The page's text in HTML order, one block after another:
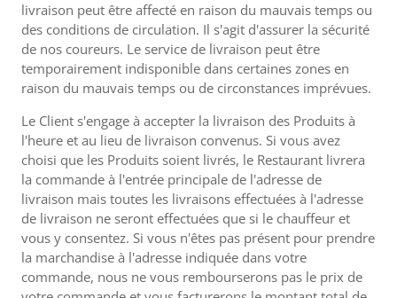
livraison peut être affecté en raison du mauvais temps ou
des conditions de circulation. Il s'agit d'assurer la sécurité
de nos coureurs. Le service de livraison peut être
temporairement indisponible dans certaines zones en
raison du mauvais temps ou de circonstances imprévues.
Le Client s'engage à accepter la livraison des Produits à
l'heure et au lieu de livraison convenus. Si vous avez
choisi que les Produits soient livrés, le Restaurant livrera
la commande à l'entrée principale de l'adresse de
livraison mais toutes les livraisons effectuées à l'adresse
de livraison ne seront effectuées que si le chauffeur et
vous y consentez. Si vous n'êtes pas présent pour prendre
la marchandise à l'adresse indiquée dans votre
commande, nous ne vous rembourserons pas le prix de